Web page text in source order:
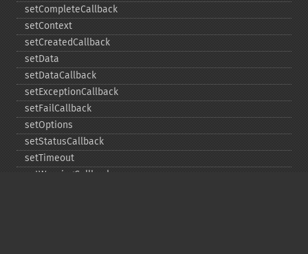
setCompleteCallback
setContext
setCreatedCallback
setData
setDataCallback
setExceptionCallback
setFailCallback
setOptions
setStatusCallback
setTimeout
setWarningCallback